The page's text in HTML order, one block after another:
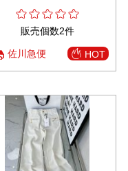
販売個数2件
佐川急便 HOT